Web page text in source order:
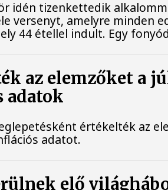
idén tizenkettedik
versenyt, amelyre minden
44 étellel indult. Egy
az elemzőket a
adatok
értékelték az
adatot.
elő